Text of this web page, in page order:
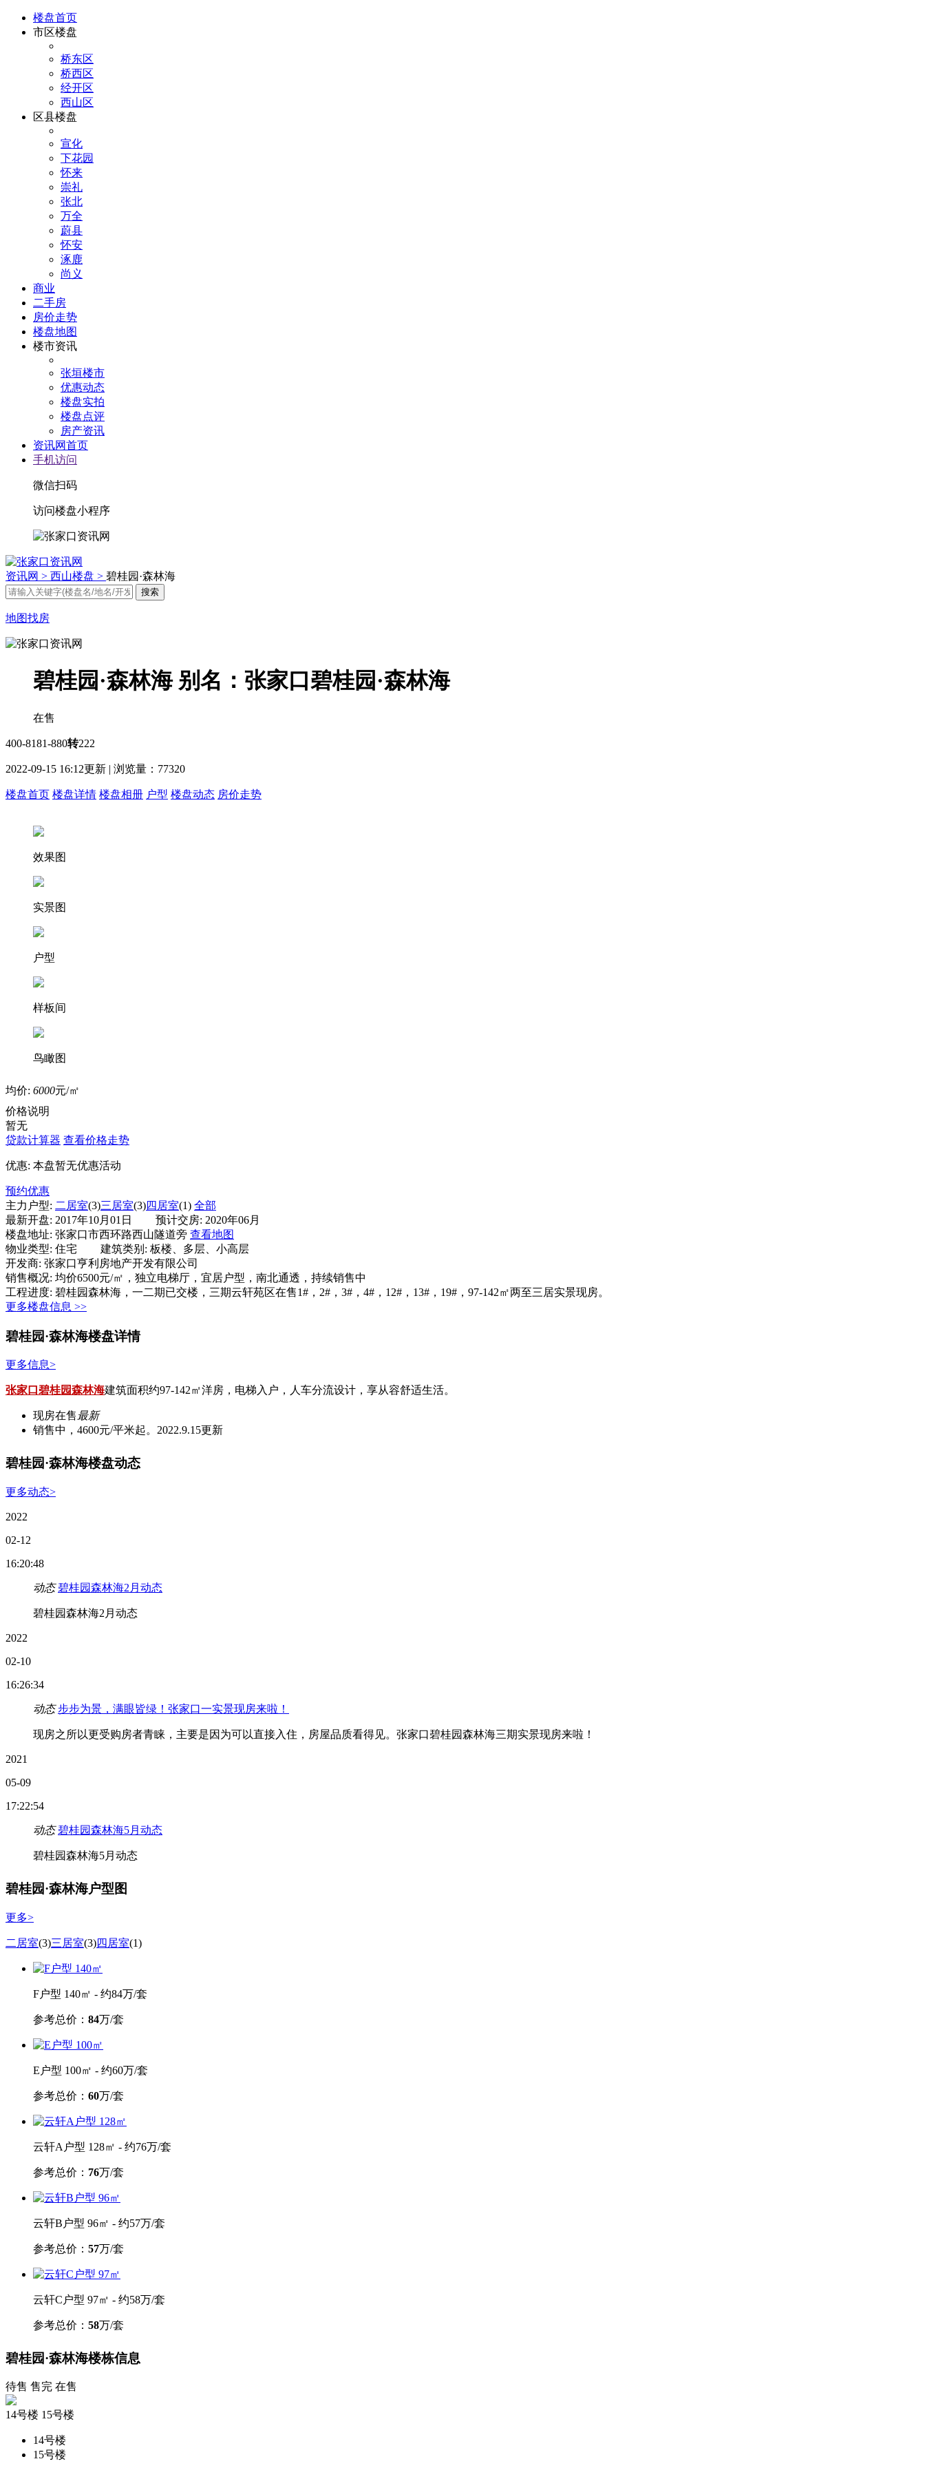
楼盘首页
市区楼盘
桥东区
桥西区
经开区
西山区
区县楼盘
宣化
下花园
怀来
崇礼
张北
万全
蔚县
怀安
涿鹿
尚义
商业
二手房
房价走势
楼盘地图
楼市资讯
张垣楼市
优惠动态
楼盘实拍
楼盘点评
房产资讯
资讯网首页
手机访问
微信扫码
访问楼盘小程序
资讯网 > 西山楼盘 > 碧桂园·森林海
地图找房
碧桂园·森林海 别名：张家口碧桂园·森林海
在售
400-8181-880转222
2022-09-15 16:12更新 | 浏览量： 77320
楼盘首页 楼盘详情 楼盘相册 户型 楼盘动态 房价走势
效果图
实景图
户型
样板间
鸟瞰图
均价: 6000元/㎡
价格说明
暂无
贷款计算器 查看价格走势
优惠: 本盘暂无优惠活动
预约优惠
主力户型: 二居室(3)三居室(3)四居室(1) 全部
最新开盘: 2017年10月01日 预计交房: 2020年06月
楼盘地址: 张家口市西环路西山隧道旁 查看地图
物业类型: 住宅 建筑类别: 板楼、多层、小高层
开发商: 张家口亨利房地产开发有限公司
销售概况: 均价6500元/㎡，独立电梯厅，宜居户型，南北通透，持续销售中
工程进度: 碧桂园森林海，一二期已交楼，三期云轩苑区在售1#，2#，3#，4#，12#，13#，19#，97-142㎡两至三居实景现房。
更多楼盘信息 >>
碧桂园·森林海楼盘详情
更多信息>
张家口碧桂园森林海建筑面积约97-142㎡洋房，电梯入户，人车分流设计，享从容舒适生活。
现房在售 最新
销售中，4600元/平米起。2022.9.15更新
碧桂园·森林海楼盘动态
更多动态>
2022
02-12
16:20:48
动态 碧桂园森林海2月动态
碧桂园森林海2月动态
2022
02-10
16:26:34
动态 步步为景，满眼皆绿！张家口一实景现房来啦！
现房之所以更受购房者青睐，主要是因为可以直接入住，房屋品质看得见。张家口碧桂园森林海三期实景现房来啦！
2021
05-09
17:22:54
动态 碧桂园森林海5月动态
碧桂园森林海5月动态
碧桂园·森林海户型图
更多>
二居室(3)三居室(3)四居室(1)
F户型 140㎡ - 约84万/套
参考总价： 84万/套
E户型 100㎡ - 约60万/套
参考总价： 60万/套
云轩A户型 128㎡ - 约76万/套
参考总价： 76万/套
云轩B户型 96㎡ - 约57万/套
参考总价： 57万/套
云轩C户型 97㎡ - 约58万/套
参考总价： 58万/套
碧桂园·森林海楼栋信息
待售 售完 在售
14号楼 15号楼
14号楼
15号楼